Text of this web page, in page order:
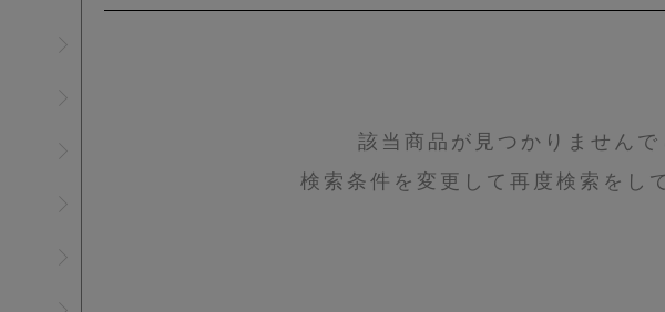
該当商品が見つかりませんで
検索条件を変更して再度検索をし